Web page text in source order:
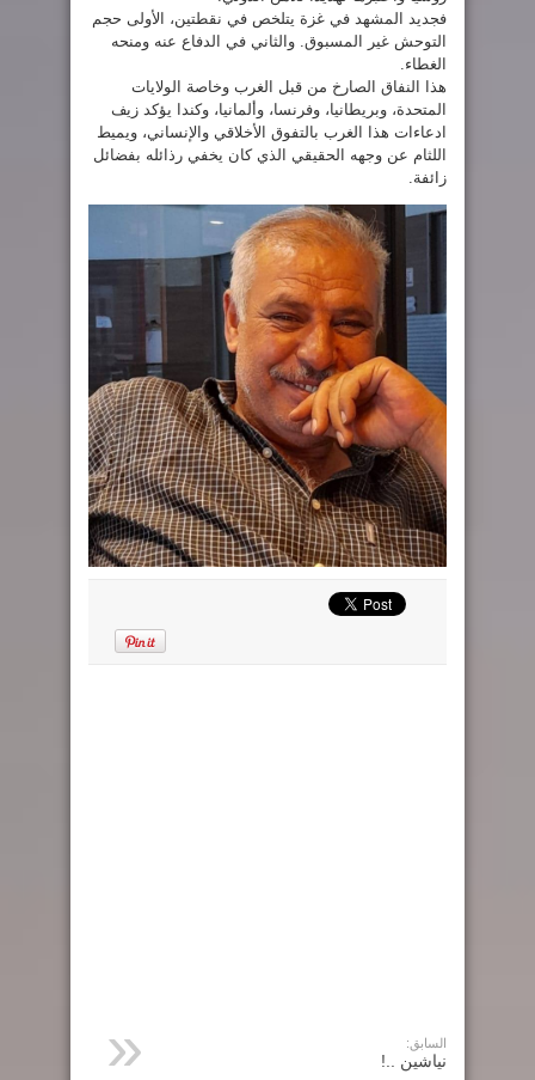
فجديد المشهد في غزة يتلخص في نقطتين، الأولى حجم
التوحش غير المسبوق. والثاني في الدفاع عنه ومنحه
الغطاء.
هذا النفاق الصارخ من قبل الغرب وخاصة الولايات
المتحدة، وبريطانيا، وفرنسا، وألمانيا، وكندا يؤكد زيف
ادعاءات هذا الغرب بالتفوق الأخلاقي والإنساني، ويميط
اللثام عن وجهه الحقيقي الذي كان يخفي رذائله بفضائل
زائفة.
السابق:
نياشين ..!